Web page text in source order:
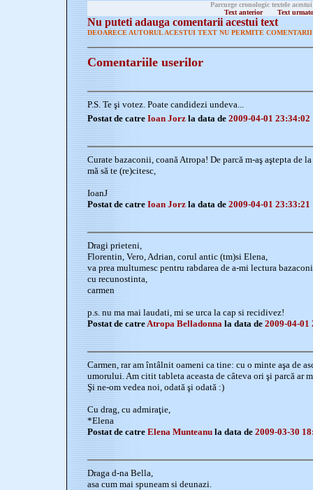
Parcurge cronologic textele
Text anterior
Text
Nu puteti adauga comentarii acestui text
DEOARECE AUTORUL ACESTUI TEXT NU PERMITE
Comentariile userilor
P.S. Te şi votez. Poate candidezi undeva...
Postat de catre Ioan Jorz la data de 2009-04-01 23:34:02
Curate bazaconii, coană Atropa! De parcă m-aş aştepta de
mă să te (re)citesc,
IoanJ
Postat de catre Ioan Jorz la data de 2009-04-01 23:33:21
Dragi prieteni,
Florentin, Vero, Adrian, corul antic (tm)si Elena,
va prea multumesc pentru rabdarea de a-mi lectura
cu recunostinta,
carmen
p.s. nu ma mai laudati, mi se urca la cap si recidivez!
Postat de catreAtropa Belladonna la data de 2009-04-01
Carmen, rar am întâlnit oameni ca tine: cu o minte aşa de
umorului. Am citit tableta aceasta de câteva ori şi parcă ar
Şi ne-om vedea noi, odată şi odată :)
Cu drag, cu admiraţie,
*Elena
Postat de catre Elena Munteanu la data de 2009-03-30
Draga d-na Bella,
asa cum mai spuneam si deunazi.